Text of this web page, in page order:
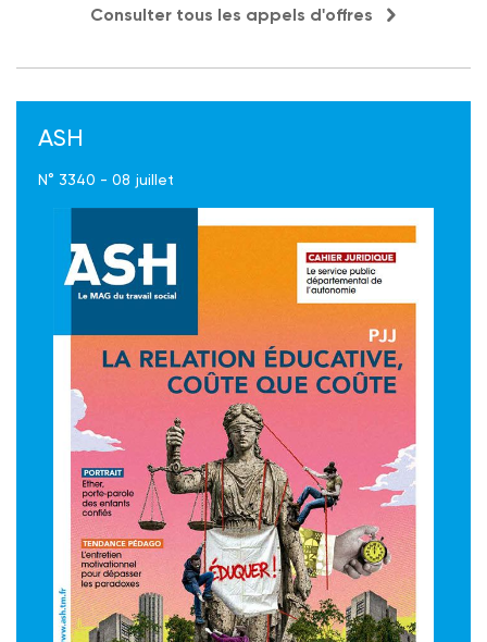
Consulter tous les appels d'offres
ASH
N° 3340 - 08 juillet